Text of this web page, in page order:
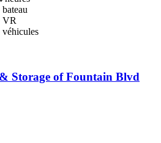
VR
véhicules
Storage of Fountain Blvd